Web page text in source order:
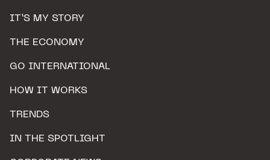
IT’S MY STORY
THE ECONOMY
GO INTERNATIONAL
HOW IT WORKS
TRENDS
IN THE SPOTLIGHT